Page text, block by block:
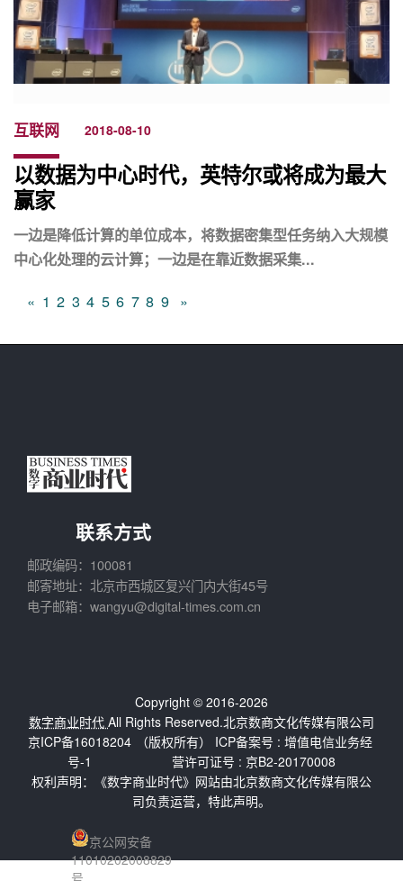
互联网 2018-08-10
以数据为中心时代，英特尔或将成为最大
赢家
一边是降低计算的单位成本，将数据密集型任务纳入大规模
中心化处理的云计算；一边是在靠近数据采集...
« 1 2 3 4 5 6 7 8 9 »
联系方式
邮政编码：100081
邮寄地址：北京市西城区复兴门内大街45号
电子邮箱：wangyu@digital-times.com.cn
Copyright © 2016-2026
数字商业时代 All Rights Reserved.北京数商文化传媒有限公司
（版权所有） ICP备案号 :
京ICP备16018204
号-1
增值电信业务经
营许可证号 : 京B2-20170008
权利声明：《数字商业时代》网站由北京数商文化传媒有限公
司负责运营，特此声明。
京公网安备
11010202008829
号